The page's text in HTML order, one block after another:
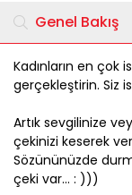
Genel Bakış
Kadınların en çok
gerçekleştirin. Siz
Artık sevgilinize
çekinizi keserek
Sözününüzde
çeki var... : )))